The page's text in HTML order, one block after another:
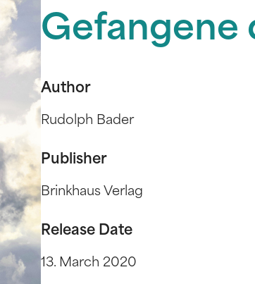
Gefangene
Author
Rudolph Bader
Publisher
Brinkhaus Verlag
Release Date
13. March 2020